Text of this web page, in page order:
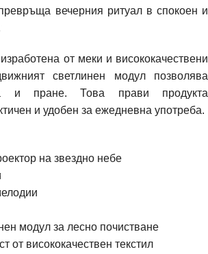
вечерния ритуал в спокоен и
от меки и висококачествени
светлинен модул позволява
и пране. Това прави продукта
и удобен за ежедневна употреба.
на звездно небе
модул за лесно почистване
от висококачествен текстил